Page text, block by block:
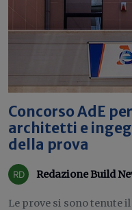
Concorso AdE
architetti e
della prova
Redazione Build
Le prove si sono tenute